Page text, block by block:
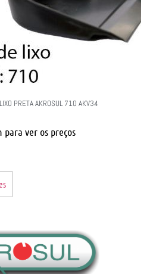
PRETA AKROSUL 710 AKV34
para ver os preços